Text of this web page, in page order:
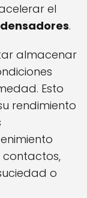
el
.
almacenar
Esto
rendimiento
contactos,
o